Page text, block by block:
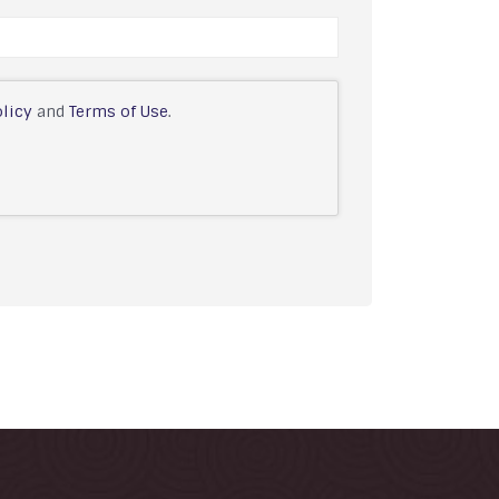
and Terms of Use.